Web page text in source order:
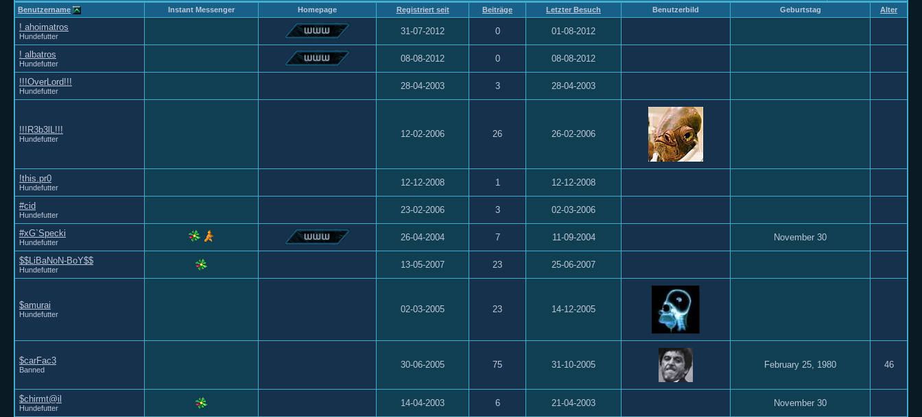
Benutzername Instant Messenger Homepage Registriert seit Beiträge Letzter Besuch Benutzerbild Geburtstag Alter
! ahoimatros
Hundefutter 31-07-2012 0 01-08-2012
! albatros
Hundefutter 08-08-2012 0 08-08-2012
!!!OverLord!!!
Hundefutter 28-04-2003 3 28-04-2003
!!!R3b3lL!!!
Hundefutter 12-02-2006 26 26-02-2006
!this.pr0
Hundefutter 12-12-2008 1 12-12-2008
#cid
Hundefutter 23-02-2006 3 02-03-2006
#xG`Specki
Hundefutter 26-04-2004 7 11-09-2004 November 30
$$LiBaNoN-BoY$$
Hundefutter 13-05-2007 23 25-06-2007
$amurai
Hundefutter 02-03-2005 23 14-12-2005
$carFac3
Banned 30-06-2005 75 31-10-2005 February 25, 1980 46
$chirmt@il
Hundefutter 14-04-2003 6 21-04-2003 November 30